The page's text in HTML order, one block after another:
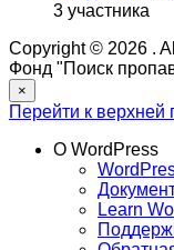
3 участника
Copyright © 2026 .
Фонд "Поиск
×
Перейти к верхней
О WordPress
Learn